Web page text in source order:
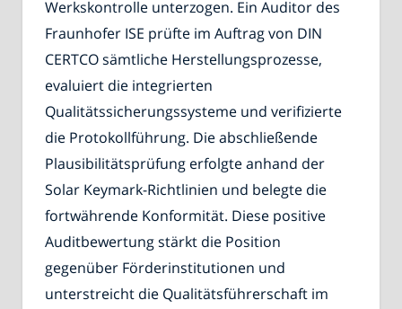
Werkskontrolle unterzogen. Ein Auditor des
Fraunhofer ISE prüfte im Auftrag von DIN
CERTCO sämtliche Herstellungsprozesse,
evaluiert die integrierten
Qualitätssicherungssysteme und verifizierte
die Protokollführung. Die abschließende
Plausibilitätsprüfung erfolgte anhand der
Solar Keymark-Richtlinien und belegte die
fortwährende Konformität. Diese positive
Auditbewertung stärkt die Position
gegenüber Förderinstitutionen und
unterstreicht die Qualitätsführerschaft im